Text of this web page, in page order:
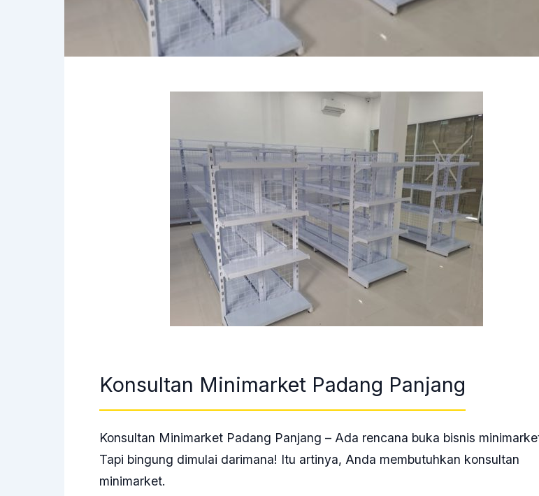
Konsultan Minimarket Padang Panjang
Konsultan Minimarket Padang Panjang – Ada rencana buka bisnis
Tapi bingung dimulai darimana! Itu artinya, Anda membutuhkan konsultan
minimarket.